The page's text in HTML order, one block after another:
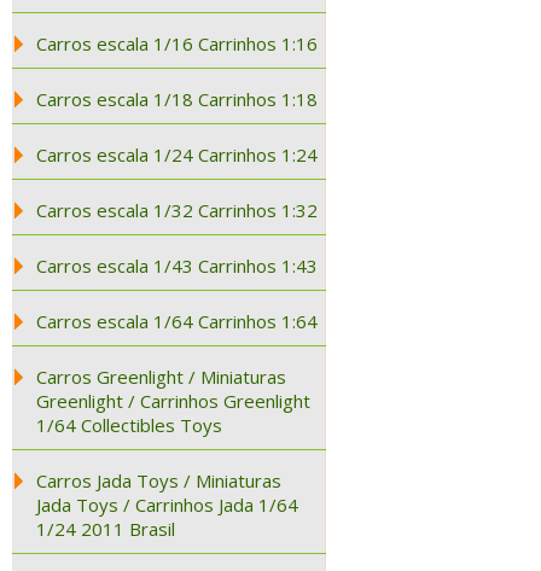
Carros escala 1/16 Carrinhos 1:16
Carros escala 1/18 Carrinhos 1:18
Carros escala 1/24 Carrinhos 1:24
Carros escala 1/32 Carrinhos 1:32
Carros escala 1/43 Carrinhos 1:43
Carros escala 1/64 Carrinhos 1:64
Carros Greenlight / Miniaturas
Greenlight / Carrinhos Greenlight
1/64 Collectibles Toys
Carros Jada Toys / Miniaturas
Jada Toys / Carrinhos Jada 1/64
1/24 2011 Brasil